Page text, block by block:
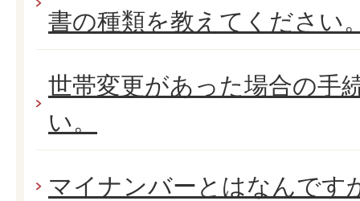
書の種類を教えてください
世帯変更があった場合の手
い。
マイナンバーとはなんです